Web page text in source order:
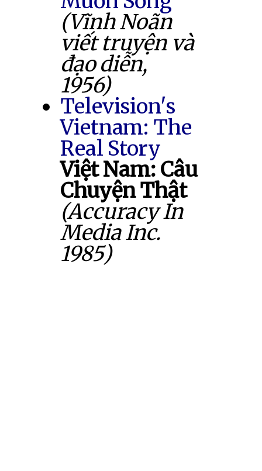
(Vĩnh Noãn
viết truyện và
đạo diễn,
1956)
Television's
Vietnam: The
Real Story
Việt Nam: Câu
Chuyện Thật
(Accuracy In
Media Inc.
1985)